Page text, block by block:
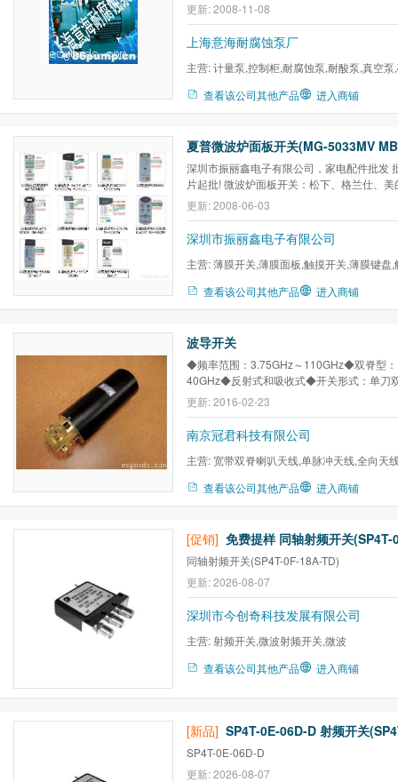
吸立式离心泵是本公司采用IS型离心泵性能
长，严格按照国际标准ISO2858及***新国家
节能产品，是代替IS型卧式泵、DL型泵等常
心...
更新: 2008-11-08
上海意海耐腐蚀泵厂
主营:计量泵,控制柜,耐腐蚀泵,耐酸泵,真空
查看该公司其他产品 进入商铺
深圳市振丽鑫电子有限公司，家电配件批发
片起批! 微波炉面板开关：松下、格兰仕、
洋、三菱、海尔、富士宝、澳柯玛、夏普、
宝微波炉薄膜开关、薄膜键盘、微波炉控制
件、触摸开关、触摸键盘、微波炉磁控管
更新: 2008-06-03
深圳市振丽鑫电子有限公司
主营:薄膜开关,薄膜面板,触摸开关,薄膜键盘
查看该公司其他产品 进入商铺
波导开关
◆频率范围：3.75GHz～110GHz◆双脊型
40GHz◆反射式和吸收式◆开关形式：单刀
关速度：≤80ms◆电压：28VDC◆高隔离
波：≤1.15
更新: 2016-02-23
南京冠君科技有限公司
主营: 宽带双脊喇叭天线,单脉冲天线,全向天
查看该公司其他产品 进入商铺
[促销]
同轴射频开关(SP4T-0F-18A-TD)
更新: 2026-08-07
深圳市今创奇科技发展有限公司
主营: 射频开关,微波射频开关,微波
查看该公司其他产品
进入商铺
[新品] SP4T-0E-06D-D 射频开关
SP4T-0E-06D-D
更新: 2026-08-07